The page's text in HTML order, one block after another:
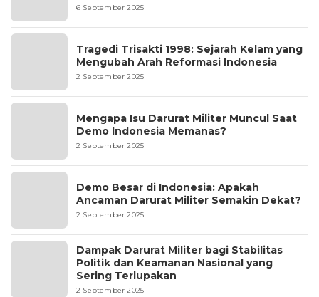
6 September 2025
Tragedi Trisakti 1998: Sejarah Kelam yang
Mengubah Arah Reformasi Indonesia
2 September 2025
Mengapa Isu Darurat Militer Muncul Saat
Demo Indonesia Memanas?
2 September 2025
Demo Besar di Indonesia: Apakah
Ancaman Darurat Militer Semakin Dekat?
2 September 2025
Dampak Darurat Militer bagi Stabilitas
Politik dan Keamanan Nasional yang
Sering Terlupakan
2 September 2025